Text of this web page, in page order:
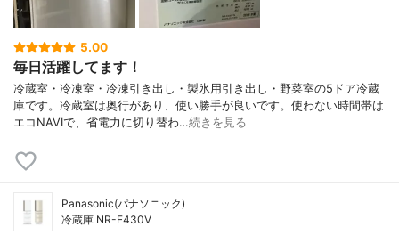
5.00
毎日活躍してます！
冷蔵室・冷凍室・冷凍引き出し・製氷用引き出し・野菜室の5ドア冷蔵
庫です。冷蔵室は奥行があり、使い勝手が良いです。使わない時間帯は
エコNAVIで、省電力に切り替わ…続きを見る
Panasonic(パナソニック)
冷蔵庫 NR-E430V